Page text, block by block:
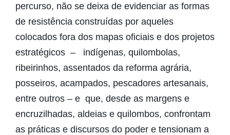
percurso, não se deixa de evidenciar as formas
de resistência construídas por aqueles
colocados fora dos mapas oficiais e dos projetos
estratégicos – indígenas, quilombolas,
ribeirinhos, assentados da reforma agrária,
posseiros, acampados, pescadores artesanais,
entre outros – e que, desde as margens e
encruzilhadas, aldeias e quilombos, confrontam
as práticas e discursos do poder e tensionam a